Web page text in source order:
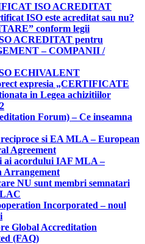
ISO ACREDITAT
ISO este acreditat sau nu?
conform legii
ACREDITAT pentru
– COMPANII /
ECHIVALENT
expresia „CERTIFICATE
in Legea achizitiilor
Forum) – Ce inseamna
si EA MLA – European
Agreement
ai acordului IAF MLA –
Arrangement
NU sunt membri semnatari
Incorporated – noul
Global Accreditation
(FAQ)